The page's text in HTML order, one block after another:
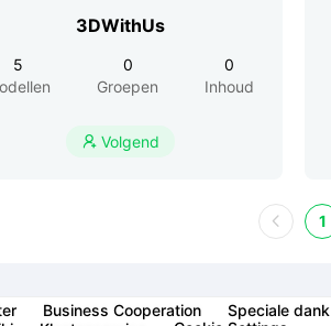
3DWithUs
5
0
Groepen
0
Inhoud
 Volgend
1
Business Cooperation
Speciale dank